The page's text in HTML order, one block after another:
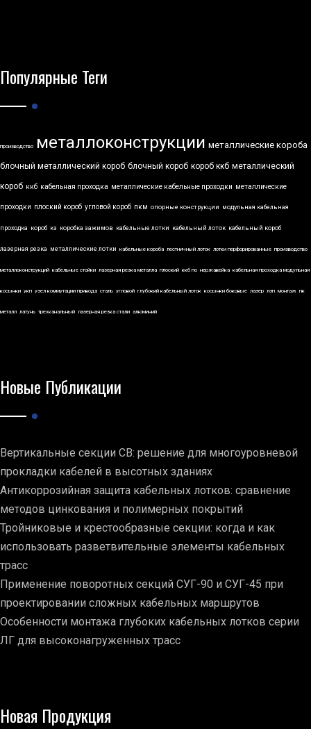
Популярные Теги
производство металлоконструкции металлические короба
блочный металлический короб блочный короб короб ккб металлический
короб ккб кабельная проходка металлические кабельные проходки металлические
проходки плоский короб угловой короб пкм опорные конструкции модульная кабельная
проходка короб кз коробка зажимов кабельные лотки кабельный лоток кабельный короб
лазерная резка металлические лотки кабельные короба лестничный лоток лотки перфорированные производство
металлоконструкций кабельные стойки лазерная резка металла плоский ккб по нержавейка кабельная проходка модульная
косынки укп узел коммутации привода сталь угловой глубокий кабельный лоток косынки боковые лазер лэп монтаж пк
металл латунь трехканальный лазерная резка стали алюминий
Новые Публикации
Вертикальные секции СВ: решение для многоуровневой
прокладки кабелей в высотных зданиях
Антикоррозийная защита кабельных лотков: сравнение
методов цинкования и полимерных покрытий
Тройниковые и крестообразные секции: когда и как
использовать разветвительные элементы кабельных
трасс
Применение поворотных секций СУГ-90 и СУГ-45 при
проектировании сложных кабельных маршрутов
Особенности монтажа глубоких кабельных лотков серии
ЛГ для высоконагруженных трасс
Новая Продукция